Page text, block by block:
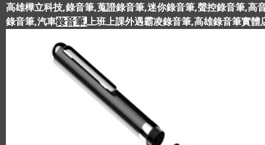
高雄樺立科技,錄音筆,蒐證錄音筆,迷你錄音筆,聲控錄音筆,
錄音筆,汽車錄音筆,上班上課外遇霸凌錄音筆,高雄錄音筆實體